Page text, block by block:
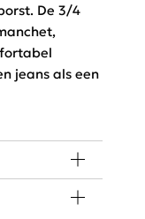
De 3/4
jeans als een
met een